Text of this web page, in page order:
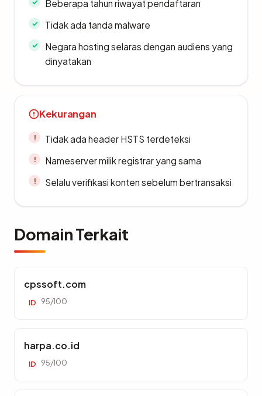
Beberapa tahun riwayat pendaftaran
Tidak ada tanda malware
Negara hosting selaras dengan audiens yang
dinyatakan
Kekurangan
Tidak ada header HSTS terdeteksi
Nameserver milik registrar yang sama
Selalu verifikasi konten sebelum bertransaksi
Domain Terkait
cpssoft.com
ID 95/100
harpa.co.id
ID 95/100